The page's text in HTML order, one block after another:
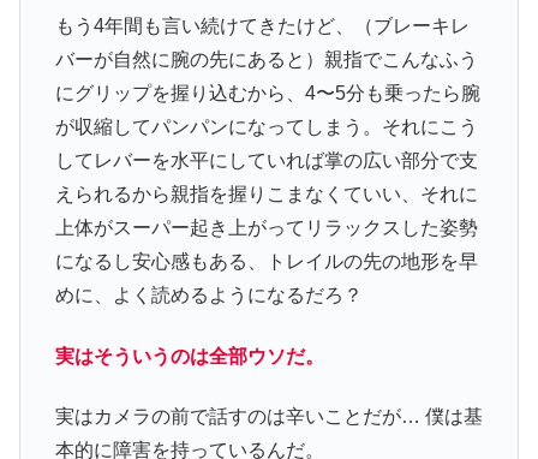
もう4年間も言い続けてきたけど、（ブレーキレ
バーが自然に腕の先にあると）親指でこんなふう
にグリップを握り込むから、4〜5分も乗ったら腕
が収縮してパンパンになってしまう。それにこう
してレバーを水平にしていれば掌の広い部分で支
えられるから親指を握りこまなくていい、それに
上体がスーパー起き上がってリラックスした姿勢
になるし安心感もある、トレイルの先の地形を早
めに、よく読めるようになるだろ？
実はそういうのは全部ウソだ。
実はカメラの前で話すのは辛いことだが… 僕は基
本的に障害を持っているんだ。